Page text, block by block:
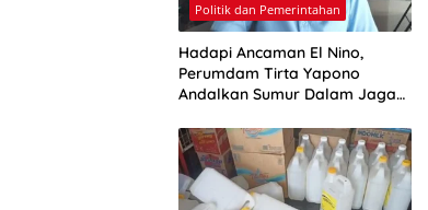
Politik dan Pemerintahan
Hadapi Ancaman El Nino,
Perumdam Tirta Yapono
Andalkan Sumur Dalam Jaga